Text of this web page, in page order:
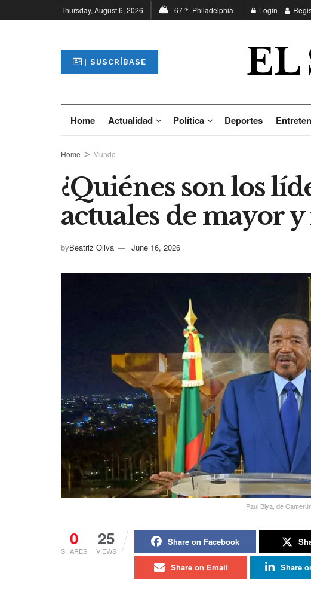
Thursday, August 6, 2026 67°F Philadelphia Login
| SUSCRÍBASE EL
Home Actualidad Política Deportes
Home Mundo
¿Quiénes son los
actuales de mayor
byBeatriz Oliva June 16, 2026
Paul Biya, de
0
SHARES
25
VIEWS
Share on Facebook
Share on Email Share